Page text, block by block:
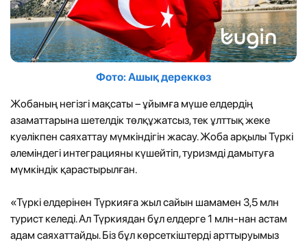
Фото: Ашық дереккөз
Жобаның негізгі мақсаты – ұйымға мүше елдердің
азаматтарына шетелдік төлқұжатсыз, тек ұлттық жеке
куәлікпен саяхаттау мүмкіндігін жасау. Жоба арқылы Түркі
әлеміндегі интеграцияны күшейтіп, туризмді дамытуға
мүмкіндік қарастырылған.
«Түркі елдерінен Түркияға жыл сайын шамамен 3,5 млн
турист келеді. Ал Түркиядан бұл елдерге 1 млн-нан астам
адам саяхаттайды. Біз бұл көрсеткіштерді арттыруымыз